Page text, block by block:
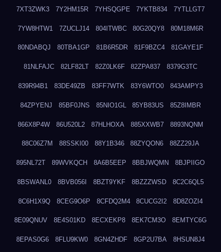
7XT3ZWK3 7Y2HM15R 7YHSQGPE 7YKTB834 7YTLLGT7
7YW8HTW1 7ZUCLJ14 804ITWBC 80G20QY8 80M18M6R
80NDABQJ 80TBA1GP 81B6R5DR 81F9BZC4 81GAYE1F
81NLFAJC 82LF82LT 82Z0LK6F 82ZPA837 8379G3TC
839R94B1 83DE49ZB 83FF7WTK 83Y6WTO0 843AMPY3
84ZPYENJ 85BF0JNS 85NIO1GL 85YB83US 85Z8IMBR
866X8P4W 86U520L2 87HLHOXA 885XXWB7 8893NQNM
88C06Z7M 88SSKI00 88Y1B346 88ZYQON6 88ZZ29JA
895NL72T 89WVKQCH 8A6B5EEP 8BBJWQMN 8BJPIIGO
8BSWANL0 8BVB056I 8BZT9YKF 8BZZZWSD 8C2C6QL5
8C6H1X9Q 8CEG9O6P 8CFDQ2M4 8CUCG2I2 8D8ZOZI4
8E09QNUV 8E4S01KD 8ECXEKP8 8EK7CM3O 8EMTYC6G
8EPAS0G6 8FLU9KW0 8GN4ZHDF 8GP2U7BA 8HSUN8J4